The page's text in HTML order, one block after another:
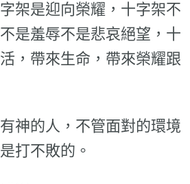
架是迎向榮耀，十字架不
是羞辱不是悲哀絕望，十
，帶來生命，帶來榮耀跟
神的人，不管面對的環境
打不敗的。